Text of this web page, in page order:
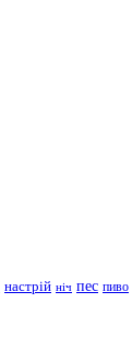
настрій ніч пес пиво